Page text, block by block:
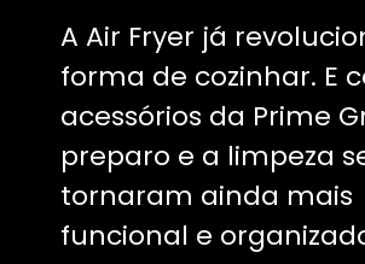
A Air Fryer já
forma de cozinhar. E
acessórios da Prime
preparo e a limpeza
tornaram ainda mais
funcional e